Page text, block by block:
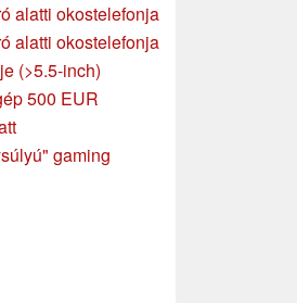
alatti okostelefonja
alatti okostelefonja
(>5.5-inch)
500 EUR
gaming